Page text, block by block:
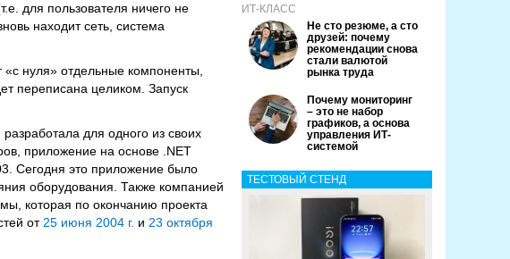
для пользователя ничего не
находит сеть, система
«с нуля» отдельные компоненты,
переписана целиком. Запуск
для одного из своих
приложение на основе .NET
Сегодня это приложение было
оборудования. Также компанией
которая по окончанию проекта
от 25 июня 2004 г. и 23 октября
ИТ-КЛАСС
Не сто резюме, а сто
друзей: почему
рекомендации снова
стали валютой
рынка труда
Почему мониторинг
– это не набор
графиков, а основа
управления ИТ-
системой
ТЕСТОВЫЙ СТЕНД